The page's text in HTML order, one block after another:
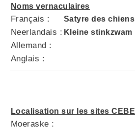
Noms vernaculaires
Français : Satyre des chiens
Neerlandais : Kleine stinkzwam
Allemand :
Anglais :
Localisation sur les sites CEBE
Moeraske :